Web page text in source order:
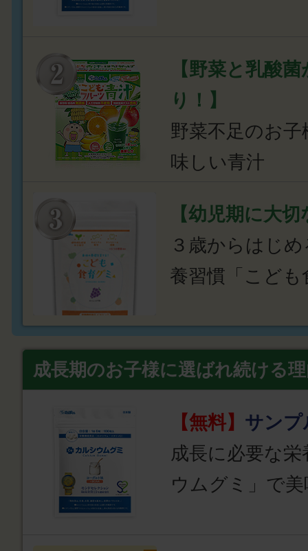
【野菜と乳酸
り！】
野菜不足のお
味しい青汁
【幼児期に大
３歳からはじ
養習慣「こども
成長期のお子様に選ばれ続ける
【無料】 サンプ
成長に必要な
ウムグミ」で